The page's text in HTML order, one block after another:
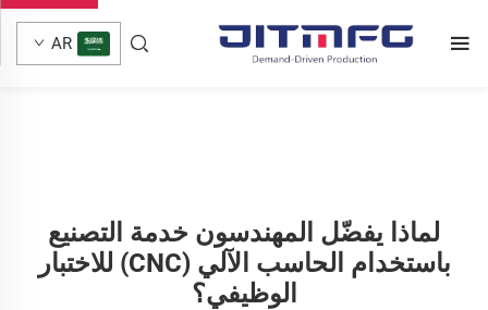
AR
لماذا يفضّل المهندسون خدمة التصنيع
باستخدام الحاسب الآلي (CNC) للاختبار
الوظيفي؟